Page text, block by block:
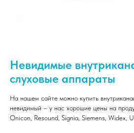
Невидимые
слуховые аппараты
На нашем сайте можно купить
невидимый – у нас хорошие цены на
Onicon, Resound, Signia, Siemens, Widex,